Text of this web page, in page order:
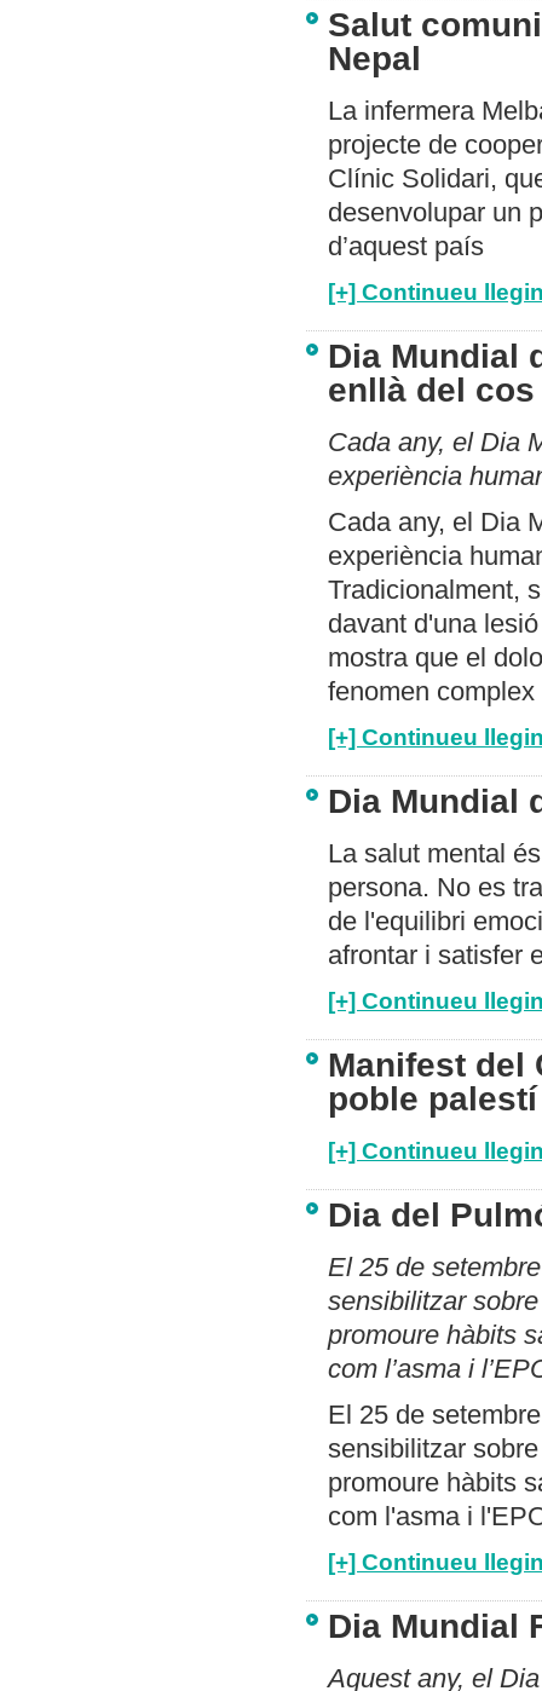
Salut
Nepal
La infermera
projecte de
Clínic Solidari,
desenvolupar un
d’aquest país
[+] Continueu
Dia Mundial
enllà del cos
Cada any, el Dia
experiència
Cada any, el Dia
experiència
Tradicionalment,
davant d'una
mostra que el
fenomen
[+] Continueu
Dia Mundial
La salut mental
persona. No es
de l'equilibri
afrontar i satisfer
[+] Continueu
Manifest del
poble
[+] Continueu
Dia del
El 25 de
sensibilitzar
promoure hàbits
com l’asma i
El 25 de
sensibilitzar
promoure hàbits
com l'asma i
[+] Continueu
Dia Mundial
Aquest any, el